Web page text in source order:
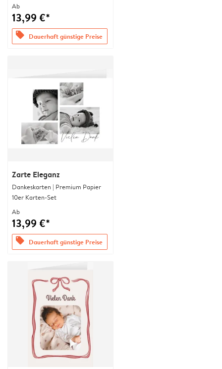
Ab
13,99 €*
offers Dauerhaft günstige Preise
Zarte Eleganz
Dankeskarten | Premium Papier
10er Karten-Set
Ab
13,99 €*
offers Dauerhaft günstige Preise